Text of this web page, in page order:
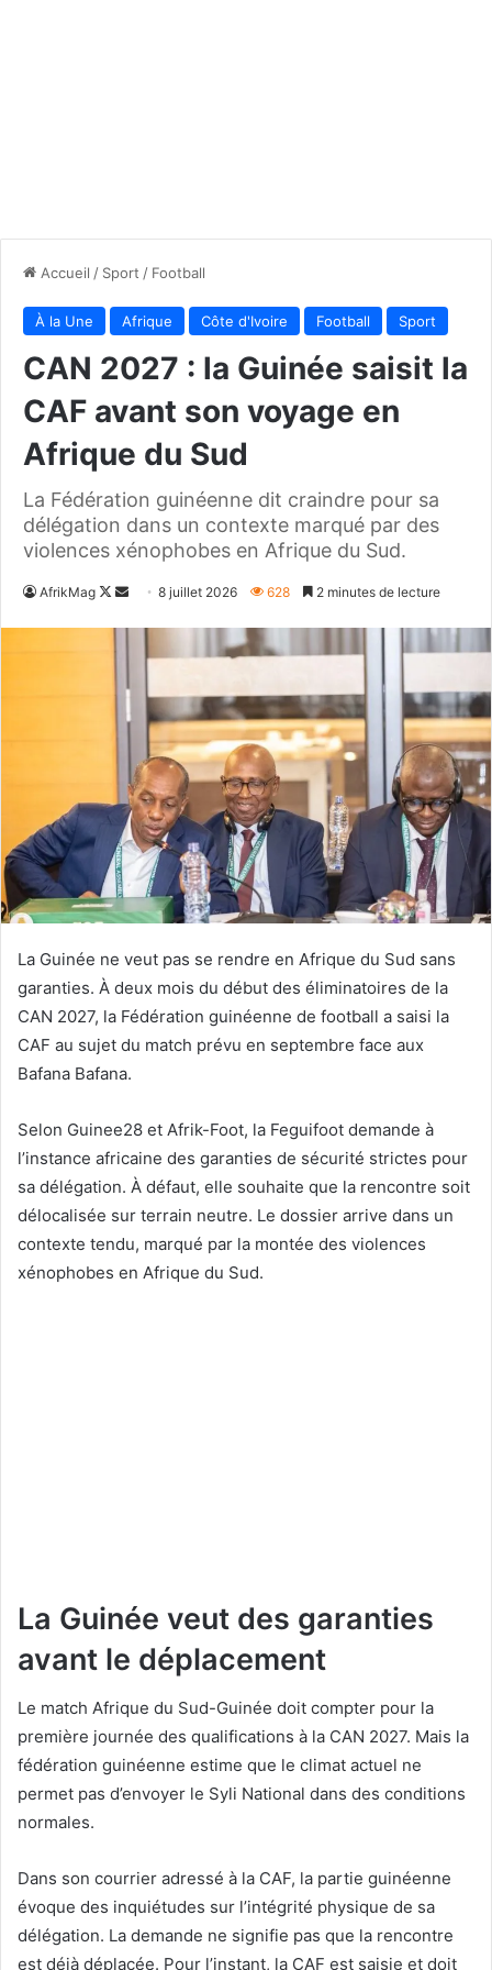
Accueil / Sport / Football
À la Une Afrique Côte d'Ivoire Football Sport
CAN 2027 : la Guinée saisit la
CAF avant son voyage en
Afrique du Sud
La Fédération guinéenne dit craindre pour sa
délégation dans un contexte marqué par des
violences xénophobes en Afrique du Sud.
AfrikMag
Follow
Envoyer8 juillet 2026 628 2 minutes de lecture
La Guinée ne veut pas se rendre en Afrique du Sud sans
garanties. À deux mois du début des éliminatoires de la
CAN 2027, la Fédération guinéenne de football a saisi la
CAF au sujet du match prévu en septembre face aux
Bafana Bafana.
Selon Guinee28 et Afrik-Foot, la Feguifoot demande à
l’instance africaine des garanties de sécurité strictes pour
sa délégation. À défaut, elle souhaite que la rencontre soit
délocalisée sur terrain neutre. Le dossier arrive dans un
contexte tendu, marqué par la montée des violences
xénophobes en Afrique du Sud.
La Guinée veut des garanties
avant le déplacement
Le match Afrique du Sud-Guinée doit compter pour la
première journée des qualifications à la CAN 2027. Mais la
fédération guinéenne estime que le climat actuel ne
permet pas d’envoyer le Syli National dans des conditions
normales.
Dans son courrier adressé à la CAF, la partie guinéenne
évoque des inquiétudes sur l’intégrité physique de sa
délégation. La demande ne signifie pas que la rencontre
est déjà déplacée. Pour l’instant, la CAF est saisie et doit